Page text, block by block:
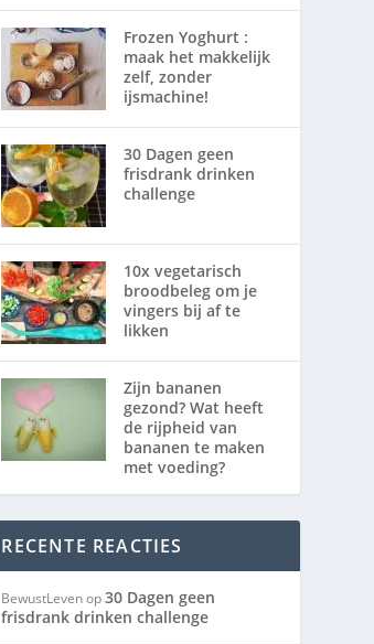
Frozen Yoghurt :
maak het makkelijk
zelf, zonder
ijsmachine!
30 Dagen geen
frisdrank drinken
challenge
10x vegetarisch
broodbeleg om je
vingers bij af te
likken
Zijn bananen
gezond? Wat heeft
de rijpheid van
bananen te maken
met voeding?
RECENTE REACTIES
BewustLevenop30 Dagen geen
frisdrank drinken challenge